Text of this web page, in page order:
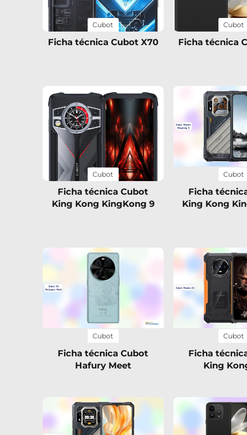
Cubot
Ficha técnica Cubot X70
Cubot
Ficha técnica
Cubot
Ficha técnica Cubot
King Kong KingKong 9
Cubot
Ficha
King Kong
Cubot
Ficha técnica Cubot
Hafury Meet
Cubot
Ficha
King